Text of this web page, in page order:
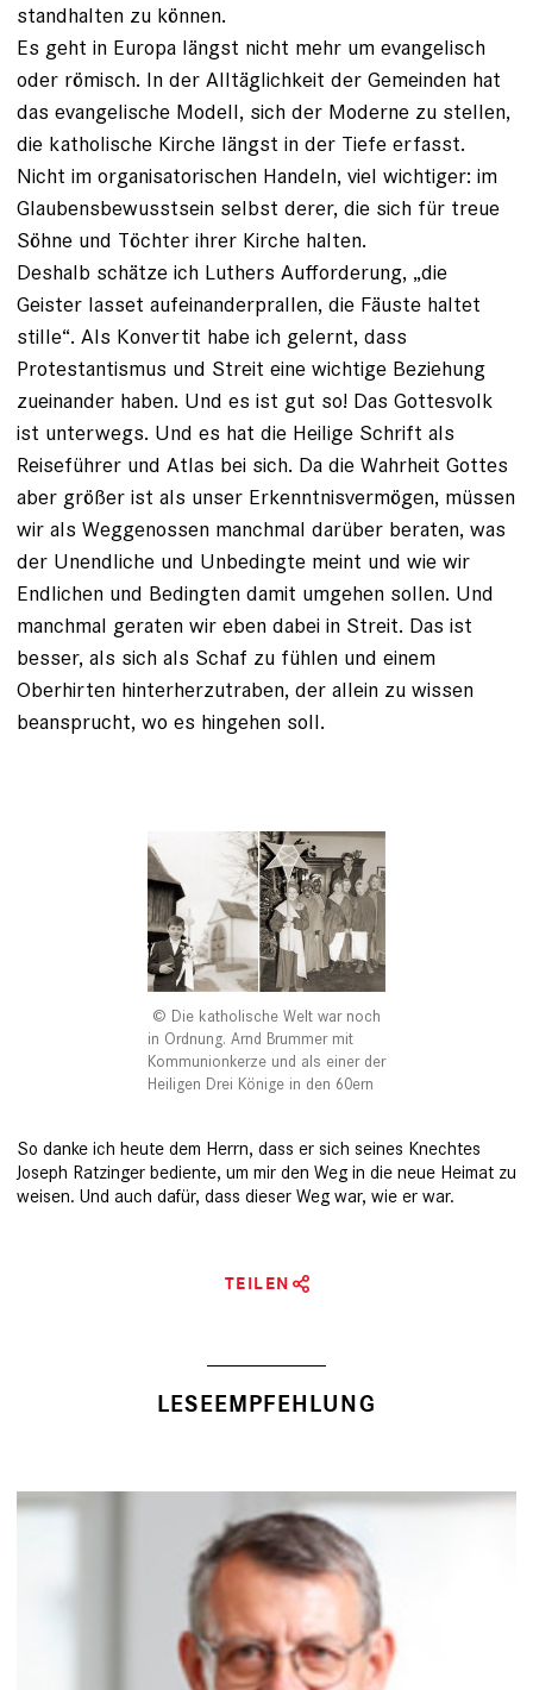
standhalten zu können.
Es geht in Europa längst nicht mehr um evangelisch
oder römisch. In der Alltäglichkeit der Gemeinden hat
das evangelische Modell, sich der Moderne zu stellen,
die katholische Kirche längst in der Tiefe erfasst.
Nicht im organisatorischen Handeln, viel wichtiger: im
Glaubensbewusstsein selbst derer, die sich für treue
Söhne und Töchter ihrer Kirche halten.
Deshalb schätze ich Luthers Aufforderung, „die
Geister lasset aufeinanderprallen, die Fäuste haltet
stille“. Als Konvertit habe ich gelernt, dass
Protestantismus und Streit eine wichtige Beziehung
zueinander haben. Und es ist gut so! Das Gottesvolk
ist unterwegs. Und es hat die Heilige Schrift als
Reiseführer und Atlas bei sich. Da die Wahrheit Gottes
aber größer ist als unser Erkenntnisvermögen, müssen
wir als Weggenossen manchmal darüber beraten, was
der Unendliche und Unbedingte meint und wie wir
Endlichen und Bedingten damit umgehen sollen. Und
manchmal geraten wir eben dabei in Streit. Das ist
besser, als sich als Schaf zu fühlen und einem
Oberhirten hinterherzutraben, der allein zu wissen
beansprucht, wo es hingehen soll.
Die katholische Welt war noch
in Ordnung. Arnd Brummer mit
Kommunionkerze und als einer der
Heiligen Drei Könige in den 60ern
So danke ich heute dem Herrn, dass er sich seines Knechtes
Joseph Ratzinger bediente, um mir den Weg in die neue Heimat zu
weisen. Und auch dafür, dass dieser Weg war, wie er war.
TEILEN
LESEEMPFEHLUNG